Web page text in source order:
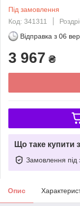
Під замовлення
Код: 341311
Відправка з 06
3 967 ₴
Що таке купити
Замовлення під
Опис